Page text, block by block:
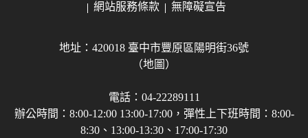
網站服務條款
無障礙宣告
地址：420018 臺中市豐原區陽明街36號
（地圖）
電話：04-22289111
辦公時間：8:00-12:00 13:00-17:00，彈性上下班時間：8:00-
8:30、13:00-13:30、17:00-17:30